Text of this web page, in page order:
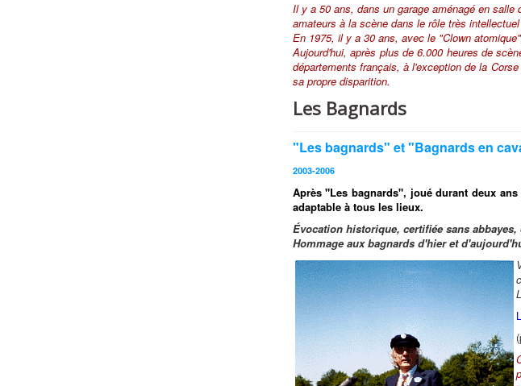
Il y a 50 ans, dans un garage aménagé en
amateurs à la scène dans le rôle très
En 1975, il y a 30 ans, avec le "Clown
Aujourd'hui, après plus de 6.000 heures de
départements français, à l'exception de la
sa propre disparition.
Les Bagnards
"Les bagnards" et "Bagnards en
2003-2006
Après "Les bagnards", joué durant deux
adaptable à tous les lieux.
Évocation historique, certifiée sans
Hommage aux bagnards d'hier et